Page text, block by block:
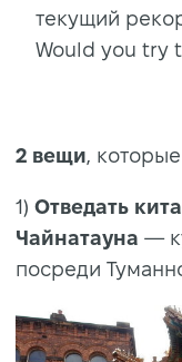
текущий
Would you try
2 вещи,
1) Отведать
Чайнатауна —
посреди